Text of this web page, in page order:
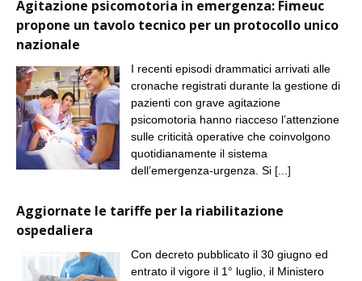
Agitazione psicomotoria in emergenza: Fimeuc
propone un tavolo tecnico per un protocollo unico
nazionale
I recenti episodi drammatici arrivati alle
cronache registrati durante la gestione di
pazienti con grave agitazione
psicomotoria hanno riacceso l’attenzione
sulle criticità operative che coinvolgono
quotidianamente il sistema
dell’emergenza-urgenza. Si [...]
Aggiornate le tariffe per la riabilitazione
ospedaliera
Con decreto pubblicato il 30 giugno ed
entrato il vigore il 1° luglio, il Ministero